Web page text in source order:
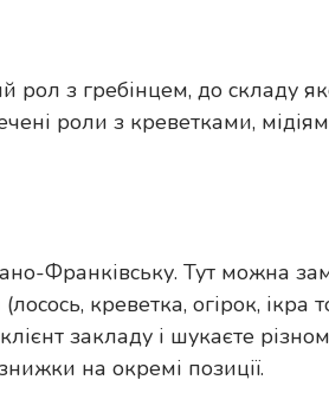
з гребінцем, до складу
роли з креветками,
Франківську. Тут можна
креветка, огірок,
закладу і шукаєте
на окремі позиції.